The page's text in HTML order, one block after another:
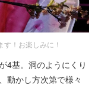
！お楽しみに！
4基。洞のようにくり
動かし方次第で様々